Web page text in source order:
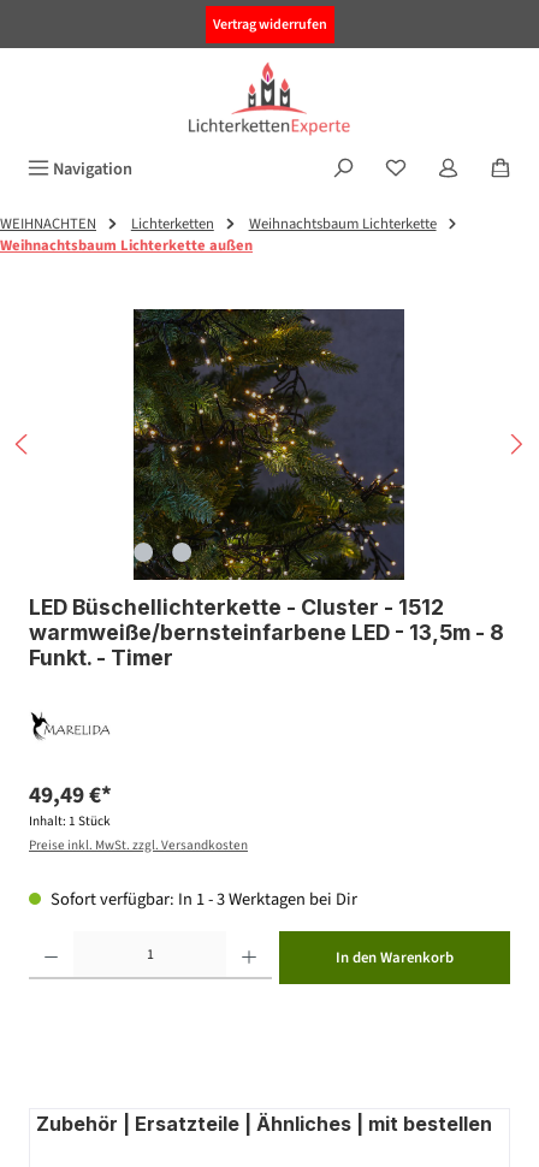
Vertrag widerrufen
Navigation
WEIHNACHTEN Lichterketten
Weihnachtsbaum Lichterkette
Weihnachtsbaum Lichterkette außen
Bildergalerie überspringen
LED Büschellichterkette - Cluster - 1512
warmweiße/bernsteinfarbene LED - 13,5m - 8
Funkt. - Timer
49,49 €*
Inhalt: 1 Stück
Preise inkl. MwSt. zzgl. Versandkosten
Sofort verfügbar: In 1 - 3 Werktagen bei Dir
In den Warenkorb
Zubehör | Ersatzteile | Ähnliches | mit bestellen